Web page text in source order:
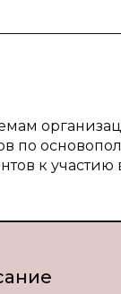
по
к